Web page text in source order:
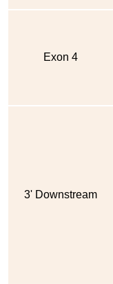
Exon 4
3' Downstream